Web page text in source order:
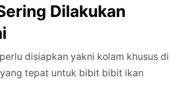
Dilakukan
disiapkan yakni kolam khusus di
tepat untuk bibit bibit ikan